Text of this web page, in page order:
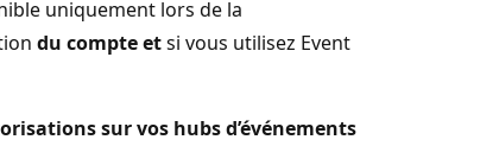
uniquement lors de la
du compte etsi vous utilisez Event
sur vos hubs d’événements